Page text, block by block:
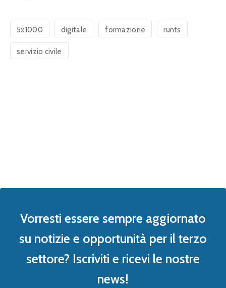
5x1000 digitale formazione runts
servizio civile
Vorresti essere sempre aggiornato
su notizie e opportunità per il terzo
settore? Iscriviti e ricevi le nostre
news!